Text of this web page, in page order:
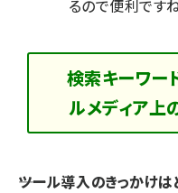
るので便利ですね
検索キーワー
ルメディア上
――ツール導入のきっかけ